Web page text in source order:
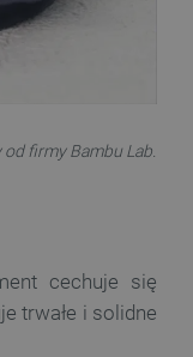
firmy Bambu Lab.
cechuje się
trwałe i solidne